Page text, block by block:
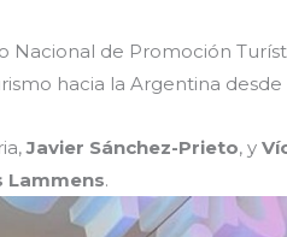
de Promoción
hacia la Argentina desde
Javier Sánchez-Prieto, y
Lammens.